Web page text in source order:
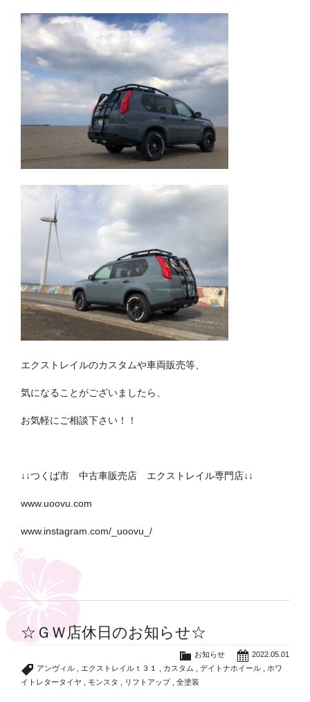
エクストレイルのカスタムや車両販売等、
気になることがございましたら、
お気軽にご相談下さい！！
↓↓つくば市 中古車販売店 エクストレイル専門店↓↓
www.uoovu.com
www.instagram.com/_uoovu_/
☆ＧＷ店休日のお知らせ☆
2022.05.01
お知らせ
アンヴィル
エクストレイルｔ３１ カスタム デイトナホイール
ホワ
イトレタータイヤ
モンスタ リフトアップ, 全塗装